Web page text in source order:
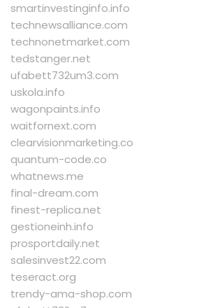
smartinvestinginfo.info
technewsalliance.com
technonetmarket.com
tedstanger.net
ufabett732um3.com
uskola.info
wagonpaints.info
waitfornext.com
clearvisionmarketing.co
quantum-code.co
whatnews.me
final-dream.com
finest-replica.net
gestioneinh.info
prosportdaily.net
salesinvest22.com
teseract.org
trendy-ama-shop.com